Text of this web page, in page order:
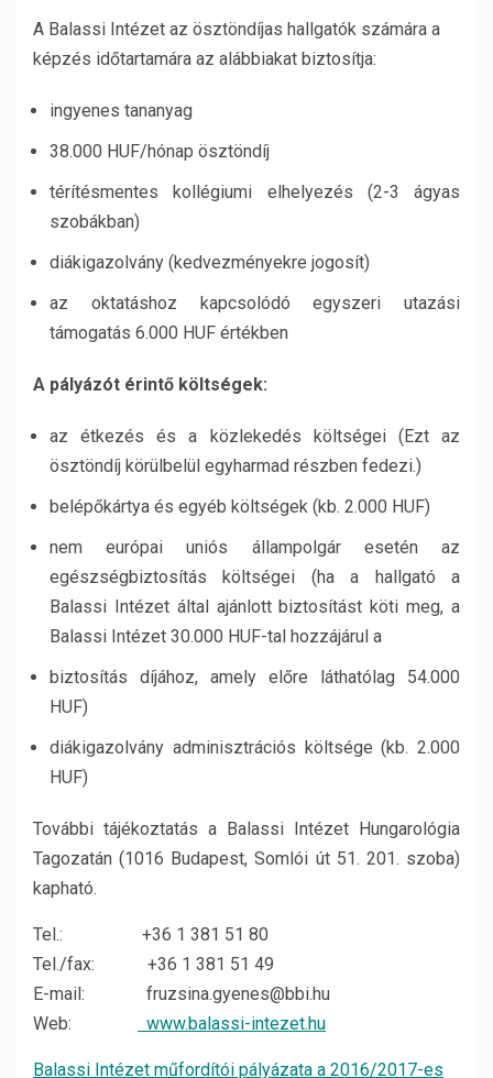
A Balassi Intézet az ösztöndíjas hallgatók számára a
képzés időtartamára az alábbiakat biztosítja:
ingyenes tananyag
38.000 HUF/hónap ösztöndíj
térítésmentes kollégiumi elhelyezés (2-3 ágyas
szobákban)
diákigazolvány (kedvezményekre jogosít)
az oktatáshoz kapcsolódó egyszeri utazási
támogatás 6.000 HUF értékben
A pályázót érintő költségek:
az étkezés és a közlekedés költségei (Ezt az
ösztöndíj körülbelül egyharmad részben fedezi.)
belépőkártya és egyéb költségek (kb. 2.000 HUF)
nem európai uniós állampolgár esetén az
egészségbiztosítás költségei (ha a hallgató a
Balassi Intézet által ajánlott biztosítást köti meg, a
Balassi Intézet 30.000 HUF-tal hozzájárul a
biztosítás díjához, amely előre láthatólag 54.000
HUF)
diákigazolvány adminisztrációs költsége (kb. 2.000
HUF)
További tájékoztatás a Balassi Intézet Hungarológia
Tagozatán (1016 Budapest, Somlói út 51. 201. szoba)
kapható.
Tel.: +36 1 381 51 80
Tel./fax: +36 1 381 51 49
E-mail: fruzsina.gyenes@bbi.hu
Web:
www.balassi-intezet.hu
Balassi Intézet műfordítói pályázata a 2016/2017-es